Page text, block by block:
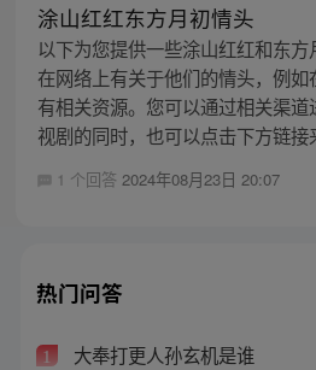
涂山红红东方月初情头
以下为您提供一些涂山红红和东方
在网络上有关于他们的情头，例
有相关资源。您可以通过相关渠
视剧的同时，也可以点击下方链接
1 个回答 2024年08月23日 20:07
热门问答
1 大奉打更人孙玄机是谁